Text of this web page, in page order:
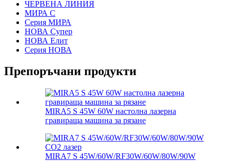
ЧЕРВЕНА ЛИНИЯ
МИРА С
Серия МИРА
НОВА Супер
НОВА Елит
Серия НОВА
Препоръчани продукти
MIRA5 S 45W 60W настолна лазерна
гравираща машина за рязане
MIRA7 S 45W/60W/RF30W/60W/80W/90W